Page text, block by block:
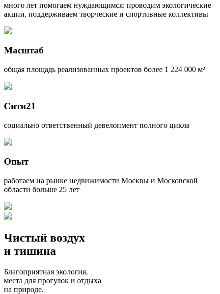
много лет помогаем нуждающимся: проводим экологические
акции, поддерживаем творческие и спортивные коллективы
Масштаб
общая площадь реализованных проектов более 1 224 000 м²
Cити21
социально ответственный девелопмент полного цикла
Опыт
работаем на рынке недвижимости Москвы и Московской
области больше 25 лет
Чистый воздух
и тишина
Благоприятная экология,
места для прогулок и отдыха
на природе.